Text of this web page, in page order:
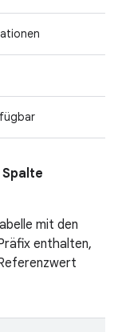
mit den
enthalten,